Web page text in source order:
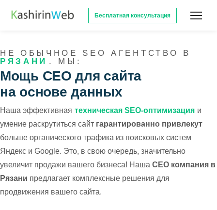
Бесплатная консультация
НЕ ОБЫЧНОЕ SEO АГЕНТСТВО В
РЯЗАНИ
. МЫ:
Мощь СЕО для сайта
на основе данных
Наша эффективная техническая SEO-оптимизация и
умение раскрутиться сайт гарантированно привлекут
больше органического трафика из поисковых систем
Яндекс и Google. Это, в свою очередь, значительно
увеличит продажи вашего бизнеса! Наша СЕО компания в
Рязани предлагает комплексные решения для
продвижения вашего сайта.